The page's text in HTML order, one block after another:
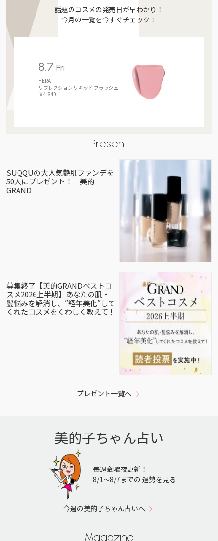
話題のコスメの発売日が早わかり！
今月の一覧を今すぐチェック！
8.7Fri
HERA
リフレクション リキッド ブラッシュ
￥4,840
Present
SUQQUの大人気艶肌ファンデを
50人にプレゼント！｜美的
GRAND
募集終了【美的GRANDベストコ
スメ2026上半期】あなたの肌・
髪悩みを解消し、”経年美化”して
くれたコスメをくわしく教えて！
プレゼント一覧へ
美的子ちゃん占い
毎週金曜夜更新！
8/1〜8/7までの 運勢を見る
今週の美的子ちゃん占いへ
Magazine